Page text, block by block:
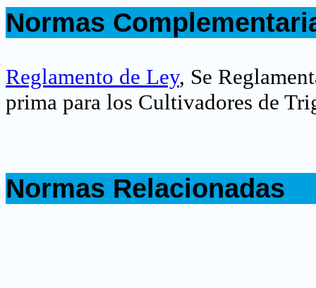
Normas
Reglamento de Ley, Se
prima para los Cultivadores de
Normas Relacionadas